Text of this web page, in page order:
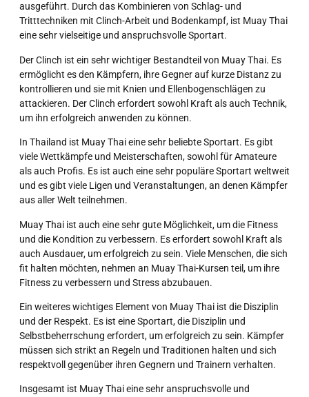
ausgeführt. Durch das Kombinieren von Schlag- und
Tritttechniken mit Clinch-Arbeit und Bodenkampf, ist Muay Thai
eine sehr vielseitige und anspruchsvolle Sportart.
Der Clinch ist ein sehr wichtiger Bestandteil von Muay Thai. Es
ermöglicht es den Kämpfern, ihre Gegner auf kurze Distanz zu
kontrollieren und sie mit Knien und Ellenbogenschlägen zu
attackieren. Der Clinch erfordert sowohl Kraft als auch Technik,
um ihn erfolgreich anwenden zu können.
In Thailand ist Muay Thai eine sehr beliebte Sportart. Es gibt
viele Wettkämpfe und Meisterschaften, sowohl für Amateure
als auch Profis. Es ist auch eine sehr populäre Sportart weltweit
und es gibt viele Ligen und Veranstaltungen, an denen Kämpfer
aus aller Welt teilnehmen.
Muay Thai ist auch eine sehr gute Möglichkeit, um die Fitness
und die Kondition zu verbessern. Es erfordert sowohl Kraft als
auch Ausdauer, um erfolgreich zu sein. Viele Menschen, die sich
fit halten möchten, nehmen an Muay Thai-Kursen teil, um ihre
Fitness zu verbessern und Stress abzubauen.
Ein weiteres wichtiges Element von Muay Thai ist die Disziplin
und der Respekt. Es ist eine Sportart, die Disziplin und
Selbstbeherrschung erfordert, um erfolgreich zu sein. Kämpfer
müssen sich strikt an Regeln und Traditionen halten und sich
respektvoll gegenüber ihren Gegnern und Trainern verhalten.
Insgesamt ist Muay Thai eine sehr anspruchsvolle und